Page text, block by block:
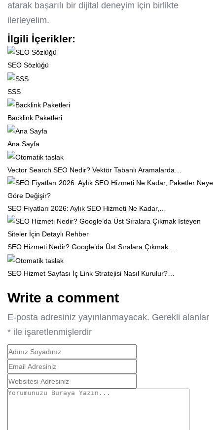
atarak başarılı bir dijital deneyim için birlikte
ilerleyelim.
İlgili İçerikler:
SEO Sözlüğü
SSS
Backlink Paketleri
Ana Sayfa
Vector Search SEO Nedir? Vektör Tabanlı Aramalarda…
SEO Fiyatları 2026: Aylık SEO Hizmeti Ne Kadar,…
SEO Hizmeti Nedir? Google’da Üst Sıralara Çıkmak…
SEO Hizmet Sayfası İç Link Stratejisi Nasıl Kurulur?…
Write a comment
E-posta adresiniz yayınlanmayacak. Gerekli alanlar
* ile işaretlenmişlerdir